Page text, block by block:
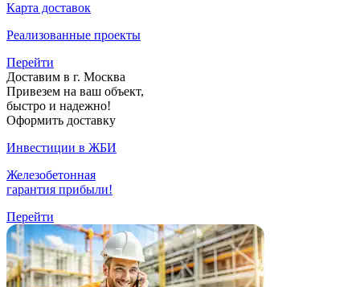
Карта доставок
Реализованные проекты
Перейти
Доставим в г. Москва
Привезем на ваш объект,
быстро и надежно!
Оформить доставку
Инвестиции в ЖБИ
Железобетонная
гарантия прибыли!
Перейти